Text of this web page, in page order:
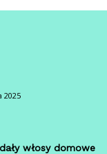
2025
włosy domowe